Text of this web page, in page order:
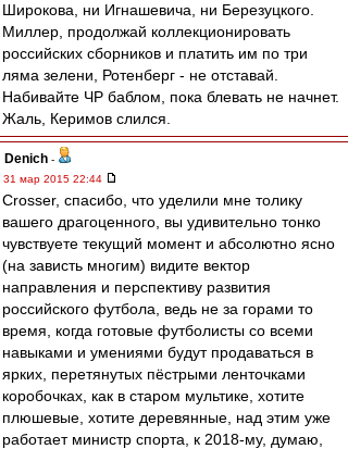
Широкова, ни Игнашевича, ни Березуцкого.
Миллер, продолжай коллекционировать
российских сборников и платить им по три
ляма зелени, Ротенберг - не отставай.
Набивайте ЧР баблом, пока блевать не начнет.
Жаль, Керимов слился.
Denich -
31 мар 2015 22:44
Crosser, спасибо, что уделили мне толику
вашего драгоценного, вы удивительно тонко
чувствуете текущий момент и абсолютно ясно
(на зависть многим) видите вектор
направления и перспективу развития
российского футбола, ведь не за горами то
время, когда готовые футболисты со всеми
навыками и умениями будут продаваться в
ярких, перетянутых пёстрыми ленточками
коробочках, как в старом мультике, хотите
плюшевые, хотите деревянные, над этим уже
работает министр спорта, к 2018-му, думаю,